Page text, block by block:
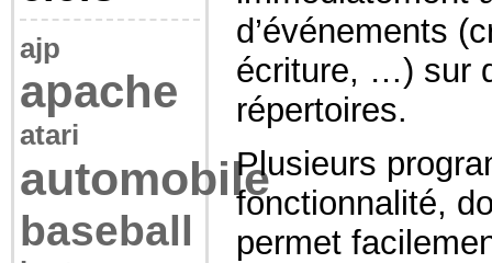
ajp
apache
atari
automobile
baseball
d’événements
écriture, …) sur
répertoires.
Plusieurs
fonctionnalité,
permet